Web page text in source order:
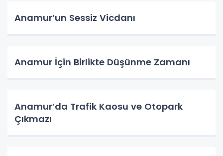
Anamur’un Sessiz Vicdanı
Anamur İçin Birlikte Düşünme Zamanı
Anamur’da Trafik Kaosu ve Otopark
Çıkmazı